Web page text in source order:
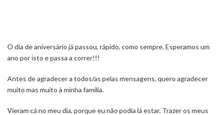
O dia de aniversário já passou, rápido, como sempre. Esperamos um
ano por isto e passa a correr!!!
Antes de agradecer a todos/as pelas mensagens, quero agradecer
muito mas muito à minha família.
Vieram cá no meu dia, porque eu não podia lá estar. Trazer os meus